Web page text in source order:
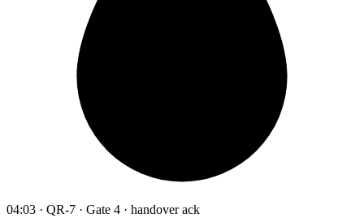
04:03 · QR-7 · Gate 4 · handover ack